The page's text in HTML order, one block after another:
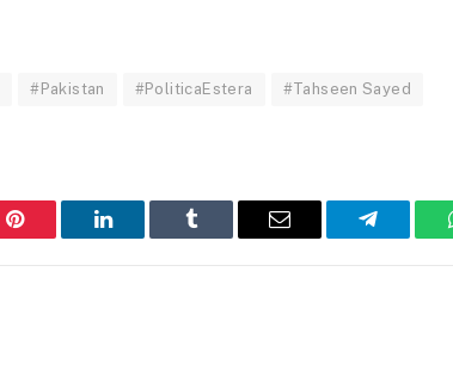
#Pakistan #PoliticaEstera #Tahseen Sayed
Pinterest LinkedIn Tumblr Email Telegram